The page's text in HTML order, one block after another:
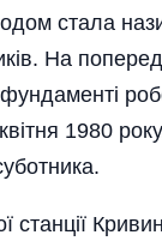
стала
На
1980
станції